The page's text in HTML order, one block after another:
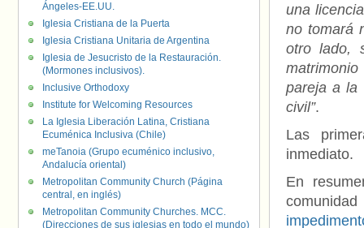
una
no tomará
otro lado,
pareja a la
civil”.
Las
inmediato.
En
Ángeles-EE.UU.
Iglesia Cristiana de la Puerta
Iglesia Cristiana Unitaria de Argentina
Iglesia de Jesucristo de la Restauración.
(Mormones inclusivos).
Inclusive Orthodoxy
Institute for Welcoming Resources
La Iglesia Liberación Latina, Cristiana
Ecuménica Inclusiva (Chile)
meTanoia (Grupo ecuménico inclusivo,
Andalucía oriental)
Metropolitan Community Church (Página
central, en inglés)
Metropolitan Community Churches. MCC.
(Direcciones de sus iglesias en todo el mundo)